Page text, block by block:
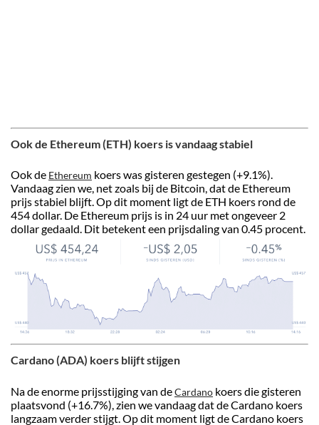
Ook de Ethereum (ETH) koers is vandaag stabiel
Ook de Ethereum koers was gisteren gestegen (+9.1%).
Vandaag zien we, net zoals bij de Bitcoin, dat de Ethereum
prijs stabiel blijft. Op dit moment ligt de ETH koers rond de
454 dollar. De Ethereum prijs is in 24 uur met ongeveer 2
dollar gedaald. Dit betekent een prijsdaling van 0.45 procent.
Cardano (ADA) koers blijft stijgen
Na de enorme prijsstijging van deCardano koers die gisteren
plaatsvond (+16.7%), zien we vandaag dat de Cardano koers
langzaam verder stijgt. Op dit moment ligt de Cardano koers